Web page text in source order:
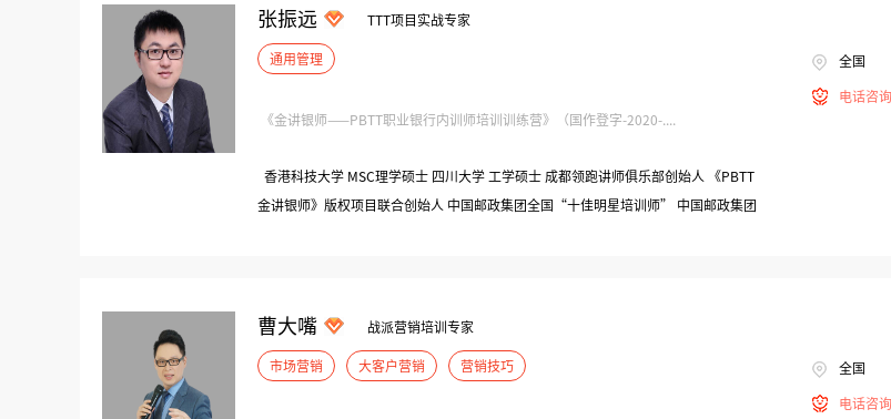
张振远 TTT项目实战专家
通用管理
《金讲银师——PBTT职业银行内训师培训训练营》（国作登字-2020-....
香港科技大学 MSC理学硕士 四川大学 工学硕士 成都领跑讲师俱乐部创始人 《PBTT
金讲银师》版权项目联合创始人 中国邮政集团全国“十佳明星培训师” 中国邮政集团
全国
电话咨
曹大嘴 战派营销培训专家
市场营销 大客户营销 营销技巧 全国
电话咨